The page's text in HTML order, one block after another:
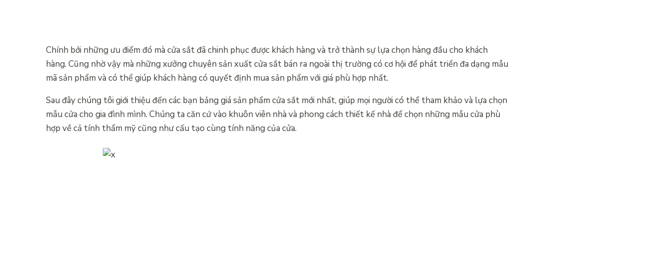
Chính bởi những ưu điểm đó mà cửa sắt đã chinh phục được khách hàng và trở thành sự lựa chọn hàng đầu cho khách
hàng. Cũng nhờ vậy mà những xưởng chuyên sản xuất cửa sắt bán ra ngoài thị trường có cơ hội để phát triển đa dạng mẫu
mã sản phẩm và có thể giúp khách hàng có quyết định mua sản phẩm với giá phù hợp nhất.
Sau đây chúng tôi giới thiệu đến các bạn bảng giá sản phẩm cửa sắt mới nhất, giúp mọi người có thể tham khảo và lựa chọn
mẫu cửa cho gia đình mình. Chúng ta căn cứ vào khuôn viên nhà và phong cách thiết kế nhà để chọn những mẫu cửa phù
hợp về cả tính thẩm mỹ cũng như cấu tạo cùng tính năng của cửa.